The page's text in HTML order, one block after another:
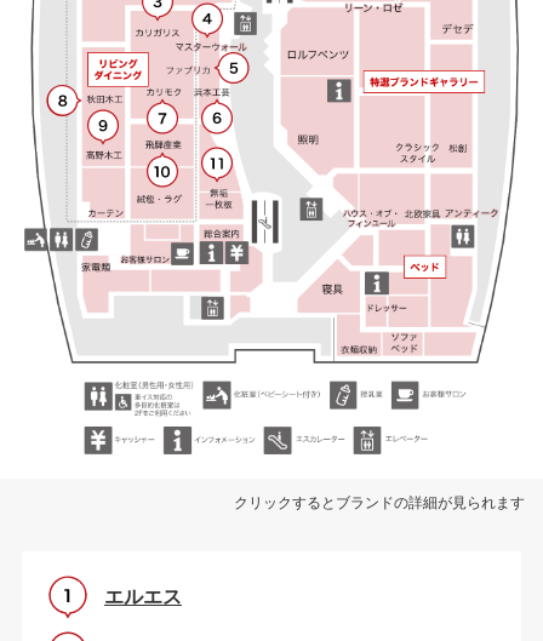
クリックするとブランドの詳細が見られます
エルエス